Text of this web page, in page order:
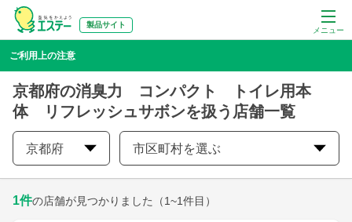
メニュー
製品サイト
ご利用上の注意
京都府の消臭力 コンパクト トイレ用本
体 リフレッシュサボンを扱う店舗一覧
京都府 市区町村を選ぶ
1件の店舗が見つかりました （1~1件目）